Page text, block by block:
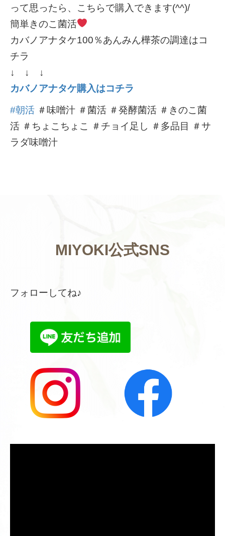
って思ったら、こちらで購入できます(^^)/
簡単きのこ菌活
カバノアナタケ100％あんみん樺茶の調達はコ
チラ
↓ ↓ ↓
カバノアナタケ購入はコチラ
#朝活 ＃味噌汁 ＃菌活 ＃発酵菌活 ＃きのこ菌
活 ＃ちょこちょこ ＃チョイ足し ＃多品目 ＃サ
ラダ味噌汁
MIYOKI公式SNS
フォローしてね♪